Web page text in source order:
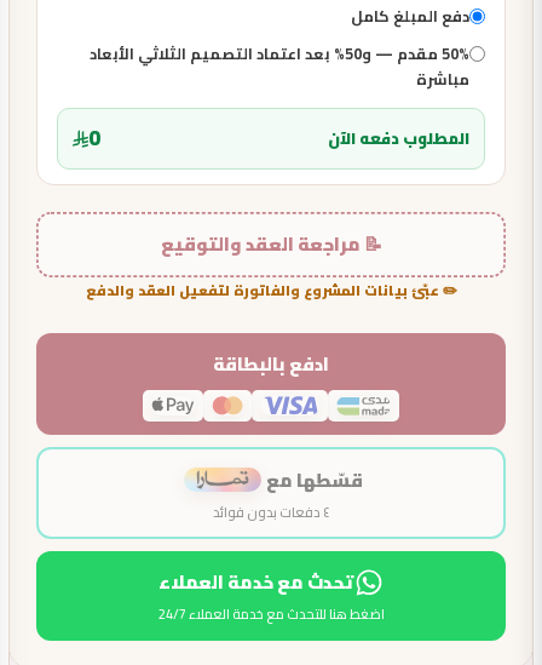
دفع المبلغ كامل
50% مقدم — و50% بعد اعتماد التصميم الثلاثي الأبعاد
مباشرة
المطلوب دفعه الآن 0
📝 مراجعة العقد والتوقيع
✏️ عبّئ بيانات المشروع والفاتورة لتفعيل العقد والدفع
ادفع بالبطاقة
قسّطها مع
٤ دفعات بدون فوائد
تحدث مع خدمة العملاء
اضغط هنا للتحدث مع خدمة العملاء 24/7